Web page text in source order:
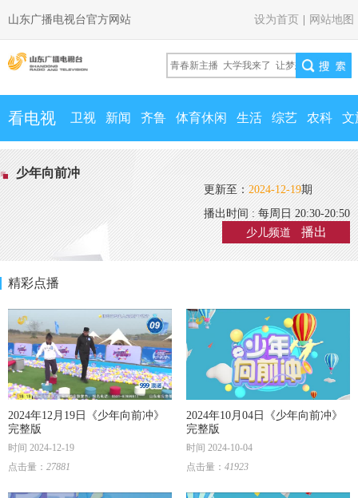
山东广播电视台官方网站 设为首页 网站地图
看电视 卫视 新闻 齐鲁 体育休闲 生活 综艺 农科 文
少年向前冲
更新至：2024-12-19期
播出时间 : 每周日 20:30-20:50
少儿频道
播出
精彩点播
2024年12月19日《少年向前冲》
完整版
时间 2024-12-19
点击量： 27881
2024年10月04日《少年向前冲》
完整版
时间 2024-10-04
点击量： 41923